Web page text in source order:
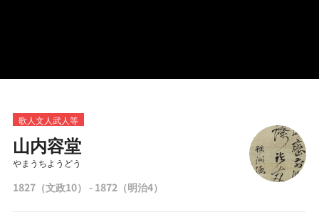
歌人文人武人等
山内容堂
やまうちようどう
1827（文政10） - 1872（明治4）